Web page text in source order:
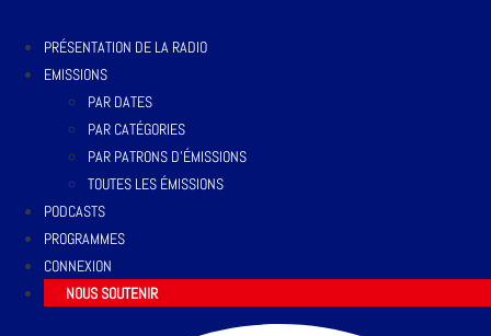
PRÉSENTATION DE LA RADIO
EMISSIONS
PAR DATES
PAR CATÉGORIES
PAR PATRONS D’ÉMISSIONS
TOUTES LES ÉMISSIONS
PODCASTS
PROGRAMMES
CONNEXION
NOUS SOUTENIR